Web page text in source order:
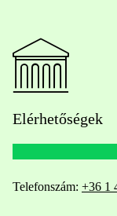
Elérhetőségek
Telefonszám: +36 1